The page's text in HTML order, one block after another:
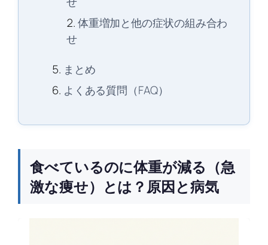
体重増加と他の症状の組み合わ
せ
まとめ
よくある質問（FAQ）
食べているのに体重が減る（急
激な痩せ）とは？原因と病気